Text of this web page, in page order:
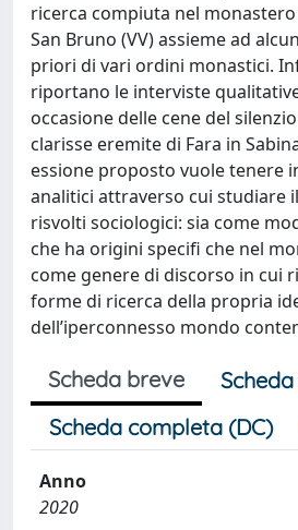
ricerca compiuta nel
San Bruno (VV) assieme ad
priori di vari ordini monastici.
riportano le interviste
occasione delle cene del
clarisse eremite di Fara in
essione proposto vuole tenere
analitici attraverso cui studiare
risvolti sociologici: sia come
che ha origini specifi che nel
come genere di discorso in cui
forme di ricerca della propria
dell’iperconnesso mondo
Scheda breve
Scheda completa (DC)
Anno
2020